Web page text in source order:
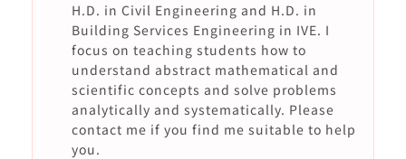
H.D. in Civil Engineering and H.D. in
Building Services Engineering in IVE. I
focus on teaching students how to
understand abstract mathematical and
scientific concepts and solve problems
analytically and systematically. Please
contact me if you find me suitable to help
you.